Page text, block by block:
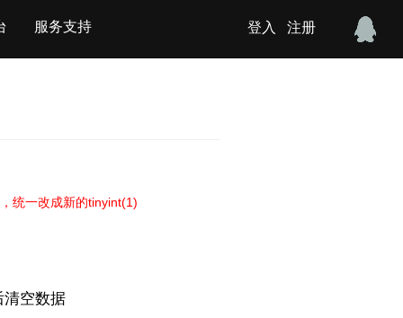
服务支持 登入 注册
统一改成新的tinyint(1)
清空数据